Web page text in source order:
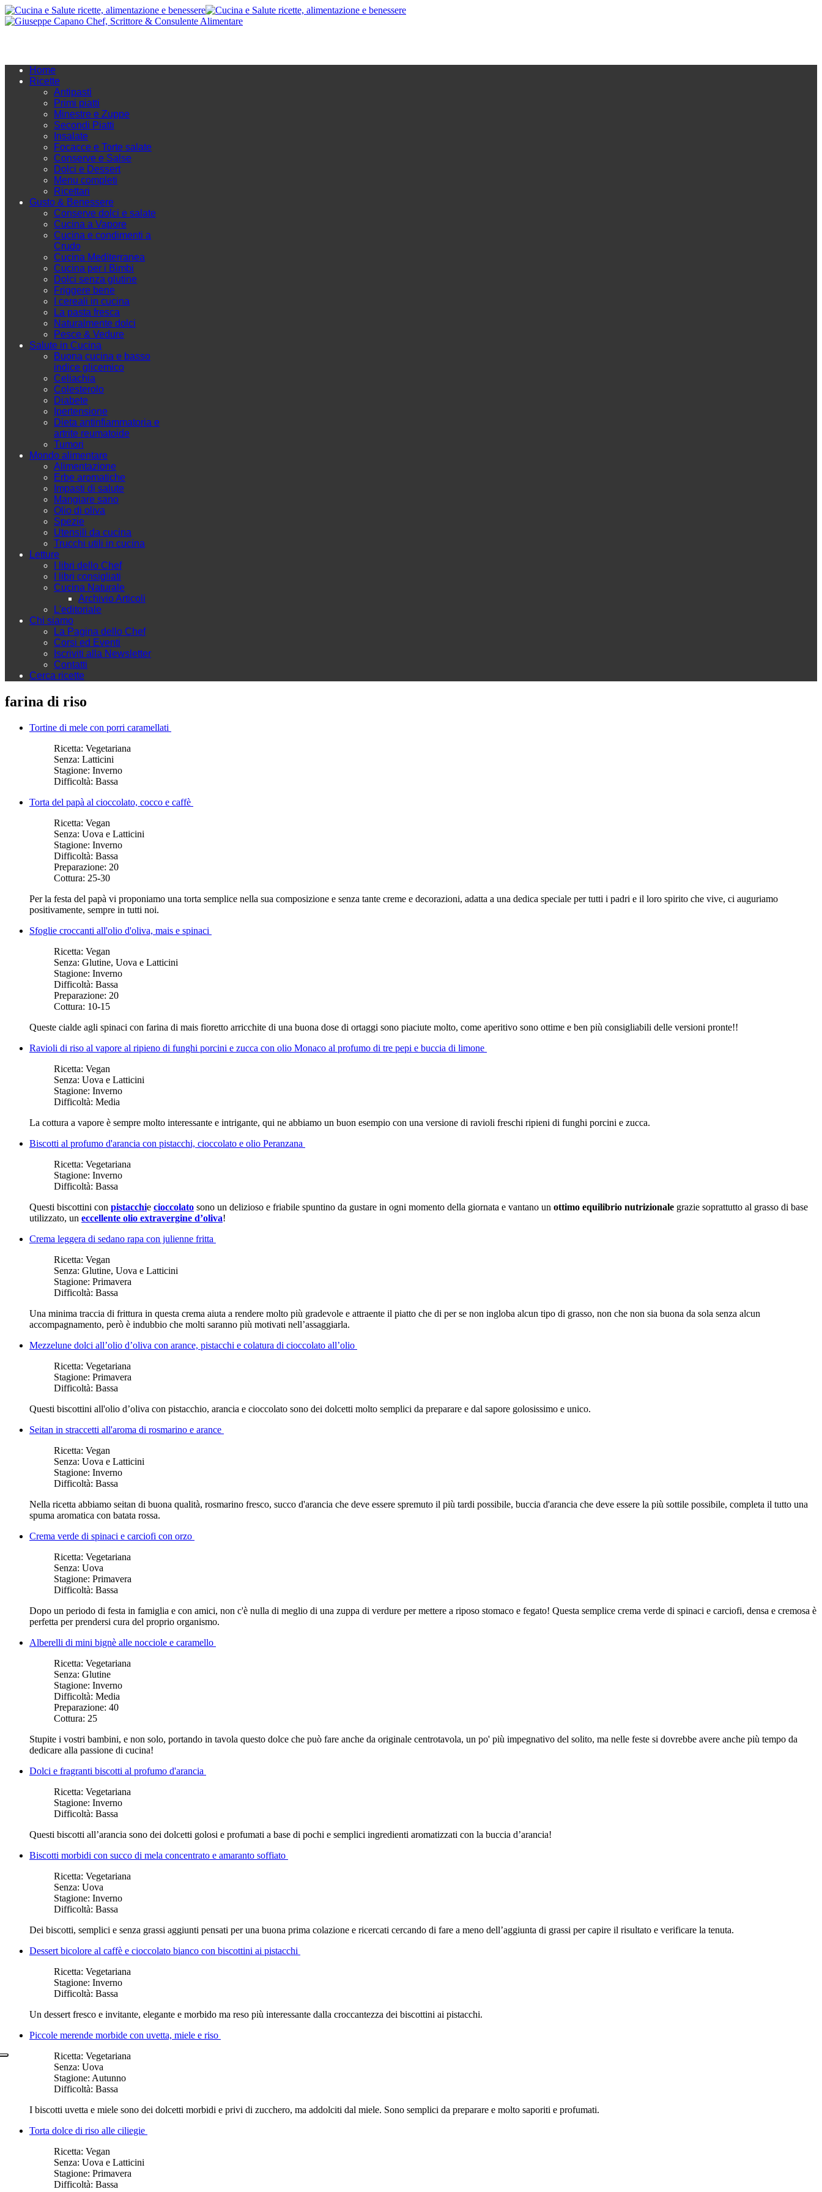
Home
Ricette
Antipasti
Primi piatti
Minestre e Zuppe
Secondi Piatti
Insalate
Focacce e Torte salate
Conserve e Salse
Dolci e Dessert
Menu completi
Ricettari
Gusto & Benessere
Conserve dolci e salate
Cucina a Vapore
Cucina e condimenti a
Crudo
Cucina Mediterranea
Cucina per i Bimbi
Dolci senza glutine
Friggere bene
I cereali in cucina
La pasta fresca
Naturalmente dolci
Pesce & Vedure
Salute in Cucina
Buona cucina e basso
indice glicemico
Celiachia
Colesterolo
Diabete
Ipertensione
Dieta antinfiammatoria e
artrite reumatoide
Tumori
Mondo alimentare
Alimentazione
Erbe aromatiche
Impasti di salute
Mangiare sano
Olio di oliva
Spezie
Utensili da cucina
Trucchi utili in cucina
Letture
I libri dello Chef
I libri consigliati
Cucina Naturale
Archivio Articoli
L'editoriale
Chi siamo
La Pagina dello Chef
Corsi ed Eventi
Iscriviti alla Newsletter
Contatti
Cerca ricette
farina di riso
Tortine di mele con porri caramellati
Ricetta: Vegetariana
Senza: Latticini
Stagione: Inverno
Difficoltà: Bassa
Torta del papà al cioccolato, cocco e caffè
Ricetta: Vegan
Senza: Uova e Latticini
Stagione: Inverno
Difficoltà: Bassa
Preparazione: 20
Cottura: 25-30
Per la festa del papà vi proponiamo una torta semplice nella sua composizione e senza tante creme e decorazioni, adatta a una dedica speciale per tutti i padri e il loro spirito che vive, ci auguriamo
positivamente, sempre in tutti noi.
Sfoglie croccanti all'olio d'oliva, mais e spinaci
Ricetta: Vegan
Senza: Glutine, Uova e Latticini
Stagione: Inverno
Difficoltà: Bassa
Preparazione: 20
Cottura: 10-15
Queste cialde agli spinaci con farina di mais fioretto arricchite di una buona dose di ortaggi sono piaciute molto, come aperitivo sono ottime e ben più consigliabili delle versioni pronte!!
Ravioli di riso al vapore al ripieno di funghi porcini e zucca con olio Monaco al profumo di tre pepi e buccia di limone
Ricetta: Vegan
Senza: Uova e Latticini
Stagione: Inverno
Difficoltà: Media
La cottura a vapore è sempre molto interessante e intrigante, qui ne abbiamo un buon esempio con una versione di ravioli freschi ripieni di funghi porcini e zucca.
Biscotti al profumo d'arancia con pistacchi, cioccolato e olio Peranzana
Ricetta: Vegetariana
Stagione: Inverno
Difficoltà: Bassa
Questi biscottini con pistacchie cioccolato sono un delizioso e friabile spuntino da gustare in ogni momento della giornata e vantano un ottimo equilibrio nutrizionale grazie soprattutto al grasso di base
utilizzato, un eccellente olio extravergine d’oliva!
Crema leggera di sedano rapa con julienne fritta
Ricetta: Vegan
Senza: Glutine, Uova e Latticini
Stagione: Primavera
Difficoltà: Bassa
Una minima traccia di frittura in questa crema aiuta a rendere molto più gradevole e attraente il piatto che di per se non ingloba alcun tipo di grasso, non che non sia buona da sola senza alcun
accompagnamento, però è indubbio che molti saranno più motivati nell’assaggiarla.
Mezzelune dolci all’olio d’oliva con arance, pistacchi e colatura di cioccolato all’olio
Ricetta: Vegetariana
Stagione: Primavera
Difficoltà: Bassa
Questi biscottini all'olio d’oliva con pistacchio, arancia e cioccolato sono dei dolcetti molto semplici da preparare e dal sapore golosissimo e unico.
Seitan in straccetti all'aroma di rosmarino e arance
Ricetta: Vegan
Senza: Uova e Latticini
Stagione: Inverno
Difficoltà: Bassa
Nella ricetta abbiamo seitan di buona qualità, rosmarino fresco, succo d'arancia che deve essere spremuto il più tardi possibile, buccia d'arancia che deve essere la più sottile possibile, completa il tutto una
spuma aromatica con batata rossa.
Crema verde di spinaci e carciofi con orzo
Ricetta: Vegetariana
Senza: Uova
Stagione: Primavera
Difficoltà: Bassa
Dopo un periodo di festa in famiglia e con amici, non c'è nulla di meglio di una zuppa di verdure per mettere a riposo stomaco e fegato! Questa semplice crema verde di spinaci e carciofi, densa e cremosa è
perfetta per prendersi cura del proprio organismo.
Alberelli di mini bignè alle nocciole e caramello
Ricetta: Vegetariana
Senza: Glutine
Stagione: Inverno
Difficoltà: Media
Preparazione: 40
Cottura: 25
Stupite i vostri bambini, e non solo, portando in tavola questo dolce che può fare anche da originale centrotavola, un po' più impegnativo del solito, ma nelle feste si dovrebbe avere anche più tempo da
dedicare alla passione di cucina!
Dolci e fragranti biscotti al profumo d'arancia
Ricetta: Vegetariana
Stagione: Inverno
Difficoltà: Bassa
Questi biscotti all’arancia sono dei dolcetti golosi e profumati a base di pochi e semplici ingredienti aromatizzati con la buccia d’arancia!
Biscotti morbidi con succo di mela concentrato e amaranto soffiato
Ricetta: Vegetariana
Senza: Uova
Stagione: Inverno
Difficoltà: Bassa
Dei biscotti, semplici e senza grassi aggiunti pensati per una buona prima colazione e ricercati cercando di fare a meno dell’aggiunta di grassi per capire il risultato e verificare la tenuta.
Dessert bicolore al caffè e cioccolato bianco con biscottini ai pistacchi
Ricetta: Vegetariana
Stagione: Inverno
Difficoltà: Bassa
Un dessert fresco e invitante, elegante e morbido ma reso più interessante dalla croccantezza dei biscottini ai pistacchi.
Piccole merende morbide con uvetta, miele e riso
Ricetta: Vegetariana
Senza: Uova
Stagione: Autunno
Difficoltà: Bassa
I biscotti uvetta e miele sono dei dolcetti morbidi e privi di zucchero, ma addolciti dal miele. Sono semplici da preparare e molto saporiti e profumati.
Torta dolce di riso alle ciliegie
Ricetta: Vegan
Senza: Uova e Latticini
Stagione: Primavera
Difficoltà: Bassa